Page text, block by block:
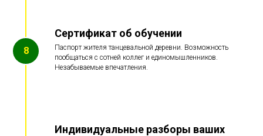
Сертификат об обучении
Паспорт жителя танцевальной деревни. Возможность
пообщаться с сотней коллег и единомышленников.
Незабываемые впечатления.
Индивидуальные разборы ваших